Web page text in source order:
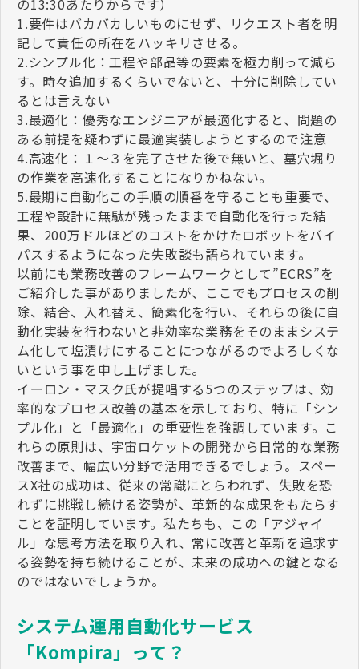
1.要件はバカバカしいものにせず、リクエスト者を明
記して責任の所在をハッキリさせる。
2.シンプル化：工程や部品等の要素を極力削って減ら
す。時々追加するくらいでないと、十分に削除してい
るとは言えない
3.最適化：優秀なエンジニアが最適化すると、問題の
ある前提を疑わずに最適実装しようとするので注意
4.高速化：１～３を完了させた後で無いと、墓穴堀り
の作業を高速化することになりかねない。
5.最期に自動化この手順の順番を守ることも重要で、
工程や設計に無駄が残ったままで自動化を行った結
果、200万ドルほどのコストをかけたロボットをバイ
パスするようになった失敗談も語られています。
以前にも業務改善のフレームワークとして”ECRS”を
ご紹介した事がありましたが、ここでもプロセスの削
除、結合、入れ替え、簡素化を行い、それらの後に自
動化実装を行わないと非効率な業務をそのままシステ
ム化して塩漬けにすることにつながるのでよろしくな
いという事を申し上げました。
イーロン・マスク氏が提唱する5つのステップは、効
率的なプロセス改善の基本を示しており、特に「シン
プル化」と「最適化」の重要性を強調しています。こ
れらの原則は、宇宙ロケットの開発から日常的な業務
改善まで、幅広い分野で活用できるでしょう。スペー
スX社の成功は、従来の常識にとらわれず、失敗を恐
れずに挑戦し続ける姿勢が、革新的な成果をもたらす
ことを証明しています。私たちも、この「アジャイ
ル」な思考方法を取り入れ、常に改善と革新を追求す
る姿勢を持ち続けることが、未来の成功への鍵となる
のではないでしょうか。
システム運用自動化サービス
「Kompira」って？